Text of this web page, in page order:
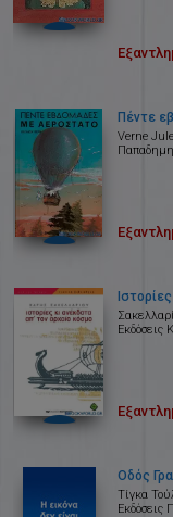
Πέντε
Verne
Εκδόσεις
Οδός
Τίγκα
Εκδόσεις